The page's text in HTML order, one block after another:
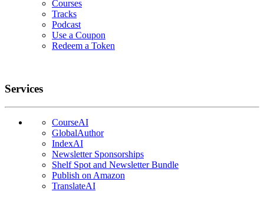
Courses
Tracks
Podcast
Use a Coupon
Redeem a Token
Services
CourseAI
GlobalAuthor
IndexAI
Newsletter Sponsorships
Shelf Spot and Newsletter Bundle
Publish on Amazon
TranslateAI